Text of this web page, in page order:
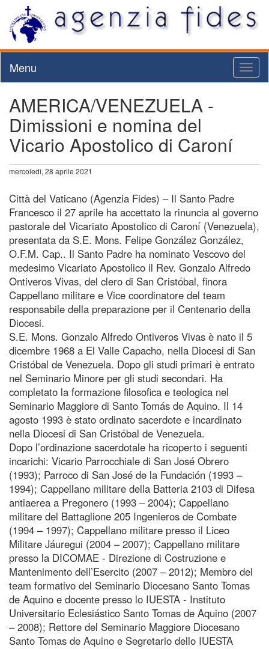
Menu
AMERICA/VENEZUELA -
Dimissioni e nomina del
Vicario Apostolico di Caroní
mercoledì, 28 aprile 2021
Città del Vaticano (Agenzia Fides) – Il Santo Padre
Francesco il 27 aprile ha accettato la rinuncia al governo
pastorale del Vicariato Apostolico di Caroní (Venezuela),
presentata da S.E. Mons. Felipe González González,
O.F.M. Cap.. Il Santo Padre ha nominato Vescovo del
medesimo Vicariato Apostolico il Rev. Gonzalo Alfredo
Ontiveros Vivas, del clero di San Cristóbal, finora
Cappellano militare e Vice coordinatore del team
responsabile della preparazione per il Centenario della
Diocesi.
S.E. Mons. Gonzalo Alfredo Ontiveros Vivas è nato il 5
dicembre 1968 a El Valle Capacho, nella Diocesi di San
Cristóbal de Venezuela. Dopo gli studi primari è entrato
nel Seminario Minore per gli studi secondari. Ha
completato la formazione filosofica e teologica nel
Seminario Maggiore di Santo Tomás de Aquino. Il 14
agosto 1993 è stato ordinato sacerdote e incardinato
nella Diocesi di San Cristóbal de Venezuela.
Dopo l’ordinazione sacerdotale ha ricoperto i seguenti
incarichi: Vicario Parrocchiale di San José Obrero
(1993); Parroco di San José de la Fundación (1993 –
1994); Cappellano militare della Batteria 2103 di Difesa
antiaerea a Pregonero (1993 – 2004); Cappellano
militare del Battaglione 205 Ingenieros de Combate
(1994 – 1997); Cappellano militare presso il Liceo
Militare Jáuregui (2004 – 2007); Cappellano militare
presso la DICOMAE - Direzione di Costruzione e
Mantenimento dell’Esercito (2007 – 2012); Membro del
team formativo del Seminario Diocesano Santo Tomas
de Aquino e docente presso lo IUESTA - Instituto
Universitario Eclesiástico Santo Tomas de Aquino (2007
– 2008); Rettore del Seminario Maggiore Diocesano
Santo Tomas de Aquino e Segretario dello IUESTA